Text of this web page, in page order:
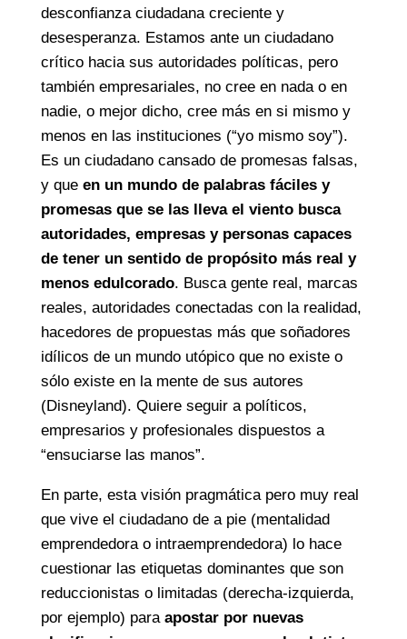
desconfianza ciudadana creciente y
desesperanza. Estamos ante un ciudadano
crítico hacia sus autoridades políticas, pero
también empresariales, no cree en nada o en
nadie, o mejor dicho, cree más en si mismo y
menos en las instituciones (“yo mismo soy”).
Es un ciudadano cansado de promesas falsas,
y que en un mundo de palabras fáciles y
promesas que se las lleva el viento busca
autoridades, empresas y personas capaces
de tener un sentido de propósito más real y
menos edulcorado. Busca gente real, marcas
reales, autoridades conectadas con la realidad,
hacedores de propuestas más que soñadores
idílicos de un mundo utópico que no existe o
sólo existe en la mente de sus autores
(Disneyland). Quiere seguir a políticos,
empresarios y profesionales dispuestos a
“ensuciarse las manos”.
En parte, esta visión pragmática pero muy real
que vive el ciudadano de a pie (mentalidad
emprendedora o intraemprendedora) lo hace
cuestionar las etiquetas dominantes que son
reduccionistas o limitadas (derecha-izquierda,
por ejemplo) para apostar por nuevas